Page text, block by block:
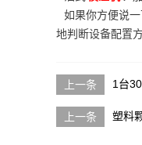
如果你方便说
地判断设备配置
1台
塑料